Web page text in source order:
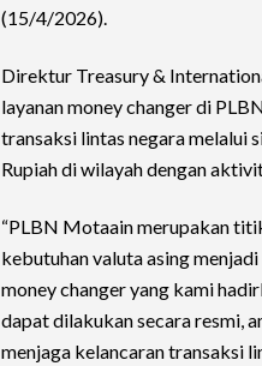
(15/4/2026).
Direktur Treasury &
layanan money changer di
transaksi lintas negara melalui
Rupiah di wilayah dengan
“PLBN Motaain merupakan
kebutuhan valuta asing
money changer yang kami
dapat dilakukan secara resmi,
menjaga kelancaran transaksi